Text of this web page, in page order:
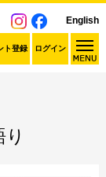
English
ト登録 ログイン